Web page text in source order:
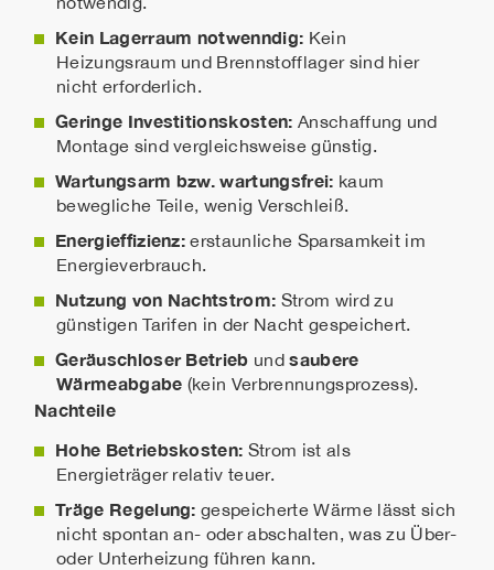
Kein Lagerraum notwenndig: Kein
Heizungsraum und Brennstofflager sind hier
nicht erforderlich.
Geringe Investitionskosten: Anschaffung und
Montage sind vergleichsweise günstig.
Wartungsarm bzw. wartungsfrei: kaum
bewegliche Teile, wenig Verschleiß.
Energieffizienz: erstaunliche Sparsamkeit im
Energieverbrauch.
Nutzung von Nachtstrom: Strom wird zu
günstigen Tarifen in der Nacht gespeichert.
Geräuschloser Betrieb undsaubere
Wärmeabgabe (kein Verbrennungsprozess).
Nachteile
Hohe Betriebskosten: Strom ist als
Energieträger relativ teuer.
Träge Regelung: gespeicherte Wärme lässt sich
nicht spontan an- oder abschalten, was zu Über-
oder Unterheizung führen kann.